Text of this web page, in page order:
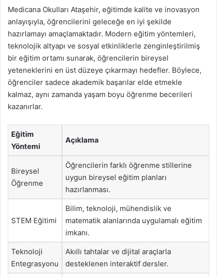
Medicana Okulları Ataşehir, eğitimde kalite ve inovasyon
anlayışıyla, öğrencilerini geleceğe en iyi şekilde
hazırlamayı amaçlamaktadır. Modern eğitim yöntemleri,
teknolojik altyapı ve sosyal etkinliklerle zenginleştirilmiş
bir eğitim ortamı sunarak, öğrencilerin bireysel
yeteneklerini en üst düzeye çıkarmayı hedefler. Böylece,
öğrenciler sadece akademik başarılar elde etmekle
kalmaz, aynı zamanda yaşam boyu öğrenme becerileri
kazanırlar.
Eğitim
Yöntemi
Açıklama
Bireysel
Öğrenme
Öğrencilerin farklı öğrenme stillerine
uygun bireysel eğitim planları
hazırlanması.
STEM Eğitimi
Bilim, teknoloji, mühendislik ve
matematik alanlarında uygulamalı eğitim
imkanı.
Teknoloji
Entegrasyonu
Akıllı tahtalar ve dijital araçlarla
desteklenen interaktif dersler.